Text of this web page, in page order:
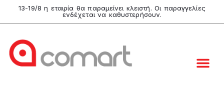
13-19/8 η εταιρία θα παραμείνει κλειστή. Οι παραγγελίες
ενδέχεται να καθυστερήσουν.